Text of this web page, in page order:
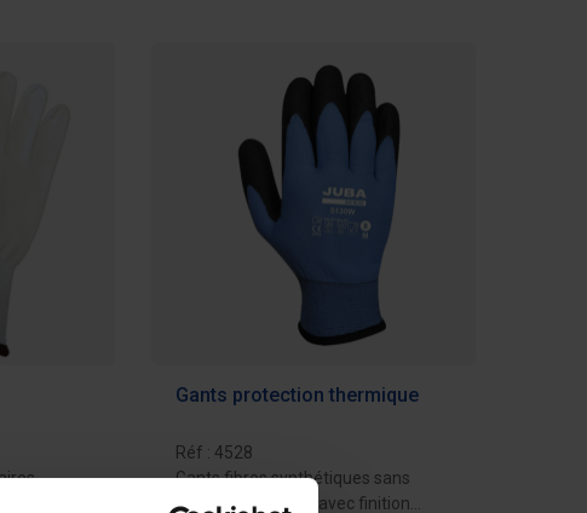
Gants protection thermique
Réf : 4528
Gants fibres synthétiques sans
coutures, intérieur avec finition